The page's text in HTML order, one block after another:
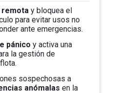
remotay bloquea el
para evitar usos no
ante emergencias.
pánico y activa una
la gestión de
sospechosas a
anómalas en la